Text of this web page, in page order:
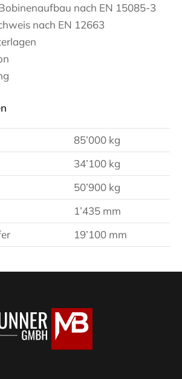
nach EN 15085-3
nach EN 12663
85’000 kg
34’100 kg
50’900 kg
1’435 mm
19’100 mm